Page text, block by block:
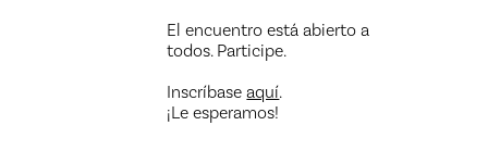
El encuentro está abierto a
todos. Participe.
Inscríbaseaquí.
¡Le esperamos!